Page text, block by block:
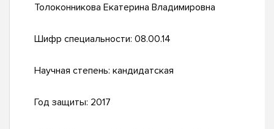
Толоконникова Екатерина Владимировна
Шифр специальности: 08.00.14
Научная степень: кандидатская
Год защиты: 2017